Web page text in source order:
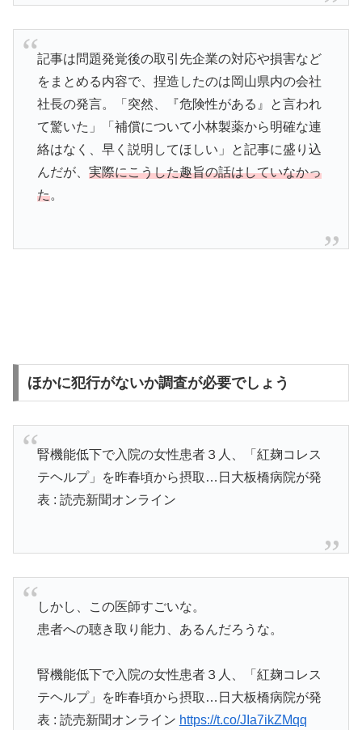
記事は問題発覚後の取引先企業の対応や損害など
をまとめる内容で、捏造したのは岡山県内の会社
社長の発言。「突然、『危険性がある』と言われ
て驚いた」「補償について小林製薬から明確な連
絡はなく、早く説明してほしい」と記事に盛り込
んだが、 実際にこうした趣旨の話はしていなかっ
た。
ほかに犯行がないか調査が必要でしょう
腎機能低下で入院の女性患者３人、「紅麹コレス
テヘルプ」を昨春頃から摂取…日大板橋病院が発
表 : 読売新聞オンライン
しかし、この医師すごいな。
患者への聴き取り能力、あるんだろうな。
腎機能低下で入院の女性患者３人、「紅麹コレス
テヘルプ」を昨春頃から摂取…日大板橋病院が発
表 : 読売新聞オンライン https://t.co/JIa7ikZMqq